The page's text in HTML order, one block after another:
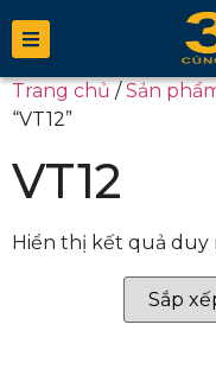
Trang chủ/Sản
“VT12”
VT12
Hiển thị kết quả duy